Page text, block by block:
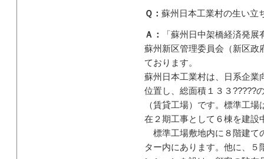
Ｑ： 蘇州日本工業村の生い立
Ａ：
「蘇州日中架橋経済発
蘇州新区管理委員会（新区政
ております。
蘇州日本工業村は、日系企業
位置し、総面積１３３?????
（賃貸工場）です。標準工
在２期工事として６棟を建設
標準工場敷地内に８階建て
ター内にあります。他に、